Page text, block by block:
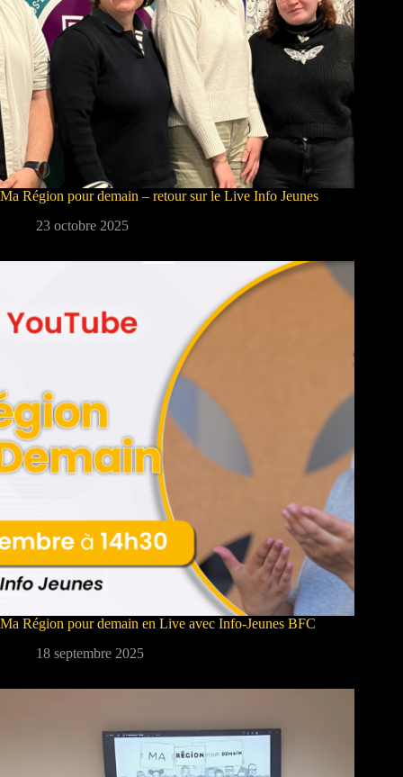
Ma Région pour demain – retour sur le Live Info Jeunes
23 octobre 2025
Ma Région pour demain en Live avec Info-Jeunes BFC
18 septembre 2025